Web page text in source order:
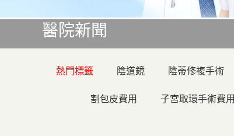
醫院新聞
熱門標籤 陰道鏡 陰蒂修複手術
割包皮費用 子宮取環手術費用